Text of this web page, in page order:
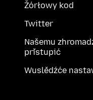
Žórłowy kod
Twitter
Našemu
přistupić
Wuslědźće